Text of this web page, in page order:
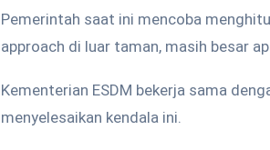
Pemerintah saat ini mencoba
approach di luar taman, masih besar
Kementerian ESDM bekerja sama
menyelesaikan kendala ini.